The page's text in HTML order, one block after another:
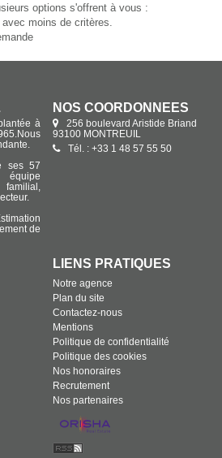
options s'offrent à vous :
moins de critères.
à
ses 57
de
NOS COORDONNÉES
256 boulevard Aristide Briand
93100 MONTREUIL
Tél. : +33 1 48 57 55 50
LIENS PRATIQUES
Notre agence
Plan du site
Contactez-nous
Mentions
Politique de confidentialité
Politique des cookies
Nos honoraires
Recrutement
Nos partenaires